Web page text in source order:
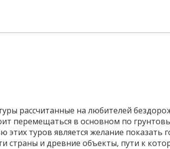
рассчитанные на любителей
перемещаться в основном по
туров является желание показать
страны и древние объекты, пути к